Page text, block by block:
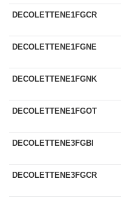
DECOLETTENE1FGCR
DECOLETTENE1FGNE
DECOLETTENE1FGNK
DECOLETTENE1FGOT
DECOLETTENE3FGBI
DECOLETTENE3FGCR